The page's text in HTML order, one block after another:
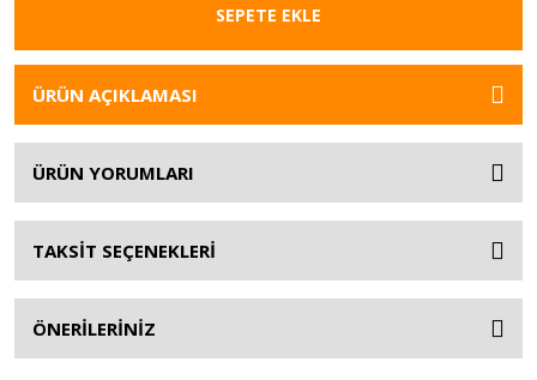
SEPETE EKLE
ÜRÜN AÇIKLAMASI
ÜRÜN YORUMLARI
TAKSİT SEÇENEKLERİ
ÖNERİLERİNİZ